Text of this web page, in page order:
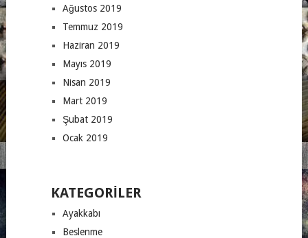
Ağustos 2019
Temmuz 2019
Haziran 2019
Mayıs 2019
Nisan 2019
Mart 2019
Şubat 2019
Ocak 2019
KATEGORILER
Ayakkabı
Beslenme